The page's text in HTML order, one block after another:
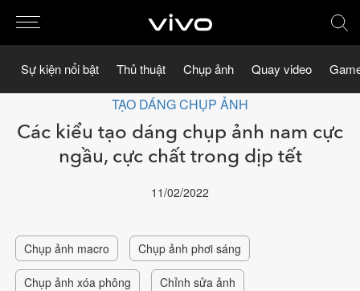
Sự kiện nổi bật Thủ thuật Chụp ảnh Quay video
TẠO DÁNG CHỤP ẢNH
Các kiểu tạo dáng chụp ảnh nam cực
ngầu, cực chất trong dịp tết
11/02/2022
Chụp ảnh macro Chụp ảnh phơi sáng
Chụp ảnh xóa phông Chỉnh sửa ảnh